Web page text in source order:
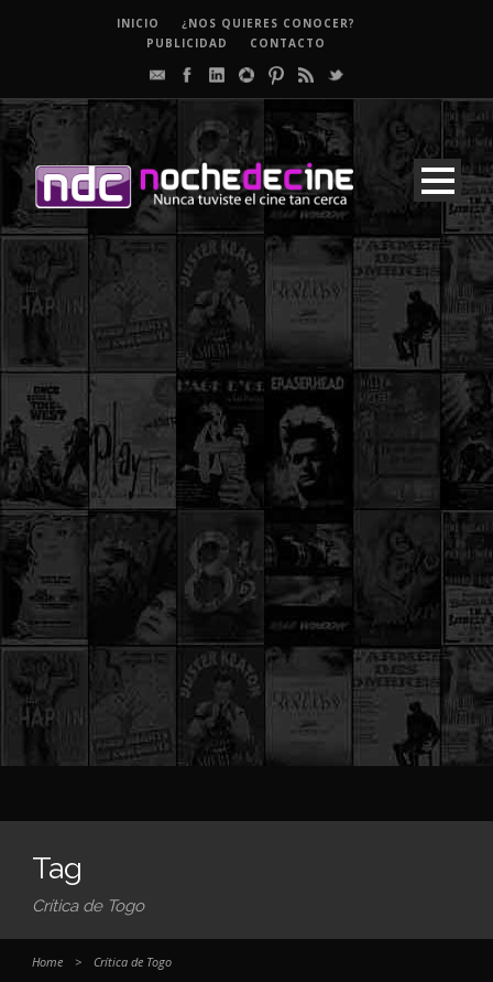
INICIO
¿NOS QUIERES CONOCER?
PUBLICIDAD
CONTACTO
Tag
Crítica de Togo
Home > Crítica de Togo